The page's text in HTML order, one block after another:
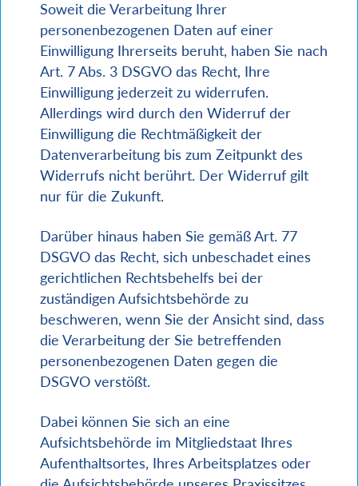
Soweit die Verarbeitung Ihrer
personenbezogenen Daten auf einer
Einwilligung Ihrerseits beruht, haben Sie nach
Art. 7 Abs. 3 DSGVO das Recht, Ihre
Einwilligung jederzeit zu widerrufen.
Allerdings wird durch den Widerruf der
Einwilligung die Rechtmäßigkeit der
Datenverarbeitung bis zum Zeitpunkt des
Widerrufs nicht berührt. Der Widerruf gilt
nur für die Zukunft.
Darüber hinaus haben Sie gemäß Art. 77
DSGVO das Recht, sich unbeschadet eines
gerichtlichen Rechtsbehelfs bei der
zuständigen Aufsichtsbehörde zu
beschweren, wenn Sie der Ansicht sind, dass
die Verarbeitung der Sie betreffenden
personenbezogenen Daten gegen die
DSGVO verstößt.
Dabei können Sie sich an eine
Aufsichtsbehörde im Mitgliedstaat Ihres
Aufenthaltsortes, Ihres Arbeitsplatzes oder